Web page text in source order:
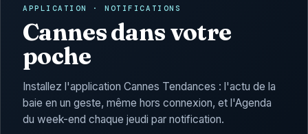
APPLICATION · NOTIFICATIONS
Cannes dans votre
poche
Installez l'application Cannes Tendances : l'actu de la
baie en un geste, même hors connexion, et l'Agenda
du week-end chaque jeudi par notification.